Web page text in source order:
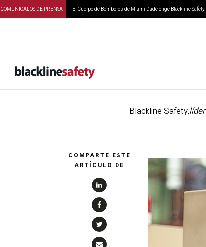
COMUNICADOS DE PRENSA El Cuerpo de Bomberos de Miami-Dade elige Blackline Safety
Blackline Safety,
COMPARTE ESTE
ARTÍCULO DE